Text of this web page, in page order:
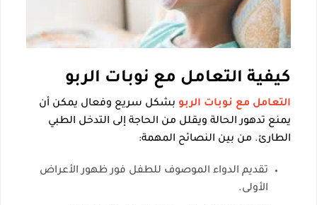
كيفية التعامل مع نوبات الربو
التعامل مع نوبات الربو بشكل سريع وفعال يمكن أن
يمنع تدهور الحالة ويقلل من الحاجة إلى التدخل الطبي
الطارئ. من بين النصائح المهمة:
تقديم الدواء الموصوف للطفل فور ظهور الأعراض
الأولى.